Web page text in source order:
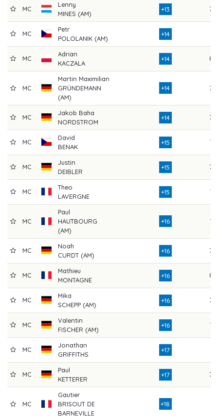
MC
Lenny
MINES (AM)
+13 79
MC
Petr
POLOLANIK (AM)
+14
MC
Adrian
KACZALA
+14 84
MC
Martin Maximilian
GRÜNDEMANN
(AM)
+14 79
MC
Jakob Baha
NORDSTROM
+14 78
MC
David
BENAK
+15 76
MC
Justin
DEIBLER
+15 79
MC
Theo
LAVERGNE
+15 72
MC
Paul
HAUTBOURG
(AM)
+16 77
MC
Noah
CURDT (AM)
+16 78
MC
Mathieu
MONTAGNE
+16 85
MC
Mika
SCHEPP (AM)
+16 79
MC
Valentin
FISCHER (AM)
+16 77
MC
Jonathan
GRIFFITHS
+17
MC
Paul
KETTERER
+17 79
MC
Gautier
BRISOUT DE
BARNEVILLE
+18